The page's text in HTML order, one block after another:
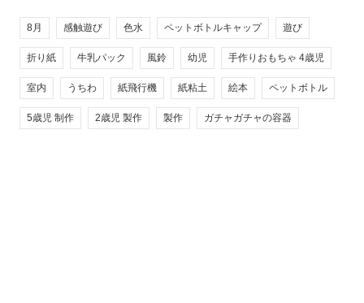
8月 感触遊び 色水 ペットボトルキャップ 遊び
折り紙 牛乳パック 風鈴 幼児 手作りおもちゃ 4歳児
室内 うちわ 紙飛行機 紙粘土 絵本 ペットボトル
5歳児 制作 2歳児 製作 製作 ガチャガチャの容器